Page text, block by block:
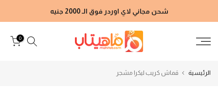
إلى
شحن مجاني لاي اوردر فوق الـ 2000 جنيه
0
الرئيسية قماش كريب ليكرا مشجر